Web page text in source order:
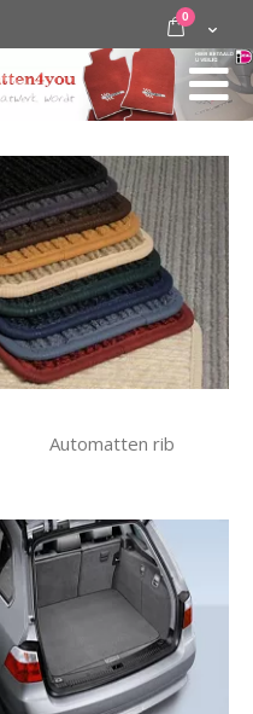
Cart
0 items
Automatten rib